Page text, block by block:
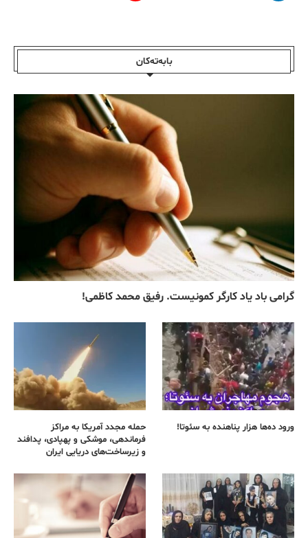
بابەتەکان
گرامی باد یاد کارگر کمونیست. رفیق محمد کاظمی!
ورود ده‌ها هزار پناهنده به سئوتا!
حمله مجدد آمریکا به مراکز
فرماندهی، موشکی و پهپادی، پدافند
و زیرساخت‌های دریایی ایران